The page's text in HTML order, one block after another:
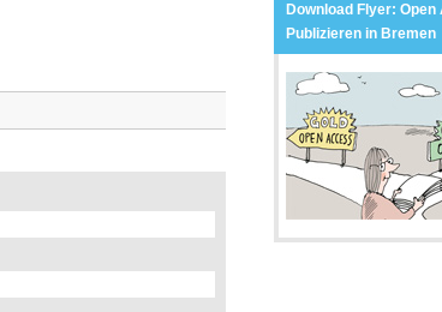
Download Flyer: Open
Publizieren in Bremen